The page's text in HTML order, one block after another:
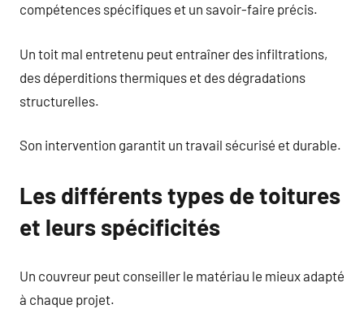
compétences spécifiques et un savoir-faire précis.
Un toit mal entretenu peut entraîner des infiltrations,
des déperditions thermiques et des dégradations
structurelles.
Son intervention garantit un travail sécurisé et durable.
Les différents types de toitures
et leurs spécificités
Un couvreur peut conseiller le matériau le mieux adapté
à chaque projet.